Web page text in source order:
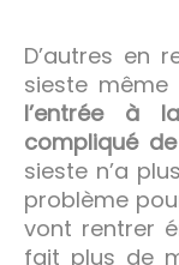
D’autres en
sieste
l’entrée à
compliqué
sieste n’a
problème
vont rentrer
fait plus de